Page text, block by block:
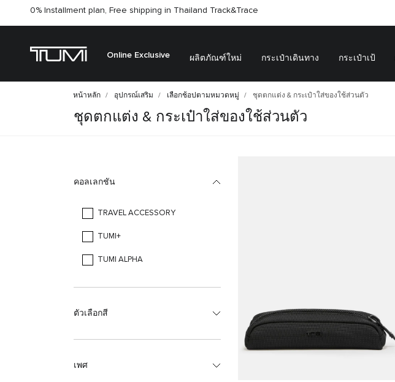
0% Installment plan, Free shipping in Thailand Track&Trace
Online Exclusive ผลิตภัณฑ์ใหม่ กระเป๋าเดินทาง กระเป๋าเป้
หน้าหลัก อุปกรณ์เสริม เลือกช้อปตามหมวดหมู่ ชุดตกแต่ง & กระเป๋าใส่ของใช้ส่วนตัว
ชุดตกแต่ง & กระเป๋าใส่ของใช้ส่วนตัว
คอลเลกชัน
TRAVEL ACCESSORY
TUMI+
TUMI ALPHA
ตัวเลือกสี
เพศ